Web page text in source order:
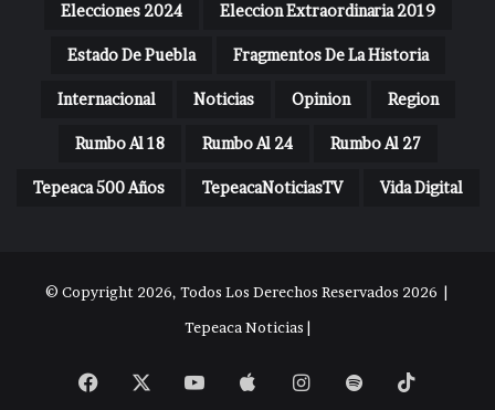
Elecciones 2024 Eleccion Extraordinaria 2019
Estado De Puebla Fragmentos De La Historia
Internacional Noticias Opinion Region
Rumbo Al 18 Rumbo Al 24 Rumbo Al 27
Tepeaca 500 Años TepeacaNoticiasTV Vida Digital
© Copyright 2026, Todos Los Derechos Reservados 2026 |
Tepeaca Noticias |
Facebook YouTubeAppleInstagram
Spotify